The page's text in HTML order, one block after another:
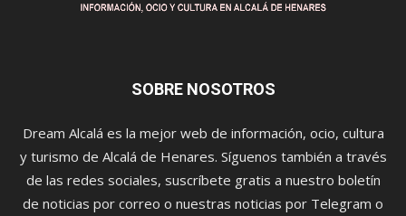
SOBRE NOSOTROS
Dream Alcalá es la mejor web de información, ocio, cultura
y turismo de Alcalá de Henares. Síguenos también a través
de las redes sociales, suscríbete gratis a nuestro boletín
de noticias por correo o nuestras noticias por Telegram o